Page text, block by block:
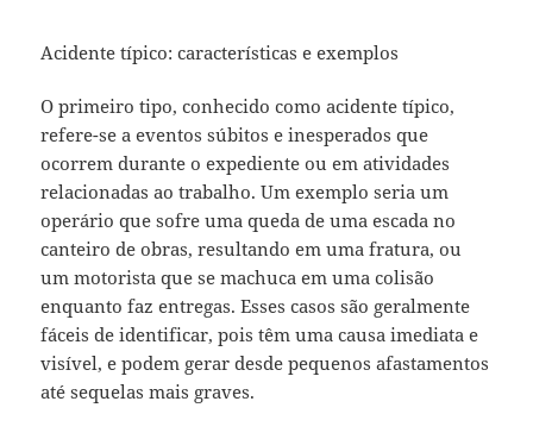
Acidente típico: características e exemplos
O primeiro tipo, conhecido como acidente típico,
refere-se a eventos súbitos e inesperados que
ocorrem durante o expediente ou em atividades
relacionadas ao trabalho. Um exemplo seria um
operário que sofre uma queda de uma escada no
canteiro de obras, resultando em uma fratura, ou
um motorista que se machuca em uma colisão
enquanto faz entregas. Esses casos são geralmente
fáceis de identificar, pois têm uma causa imediata e
visível, e podem gerar desde pequenos afastamentos
até sequelas mais graves.